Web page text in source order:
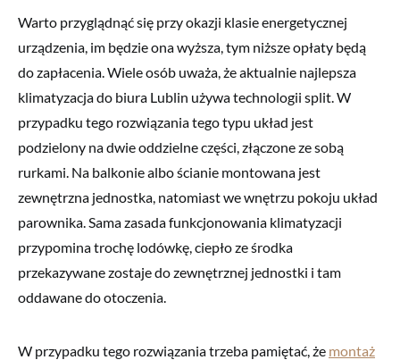
Warto przyglądnąć się przy okazji klasie energetycznej
urządzenia, im będzie ona wyższa, tym niższe opłaty będą
do zapłacenia. Wiele osób uważa, że aktualnie najlepsza
klimatyzacja do biura Lublin używa technologii split. W
przypadku tego rozwiązania tego typu układ jest
podzielony na dwie oddzielne części, złączone ze sobą
rurkami. Na balkonie albo ścianie montowana jest
zewnętrzna jednostka, natomiast we wnętrzu pokoju układ
parownika. Sama zasada funkcjonowania klimatyzacji
przypomina trochę lodówkę, ciepło ze środka
przekazywane zostaje do zewnętrznej jednostki i tam
oddawane do otoczenia.
W przypadku tego rozwiązania trzeba pamiętać, że montaż